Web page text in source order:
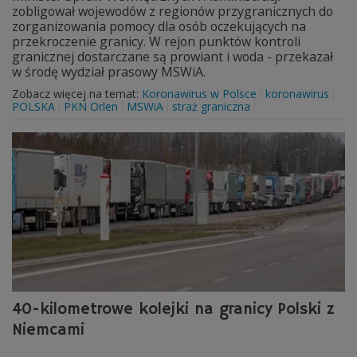
zobligował wojewodów z regionów przygranicznych do
zorganizowania pomocy dla osób oczekujących na
przekroczenie granicy. W rejon punktów kontroli
granicznej dostarczane są prowiant i woda - przekazał
w środę wydział prasowy MSWiA.
Zobacz więcej na temat: Koronawirus w Polsce
koronawirus
POLSKA
PKN Orlen MSWiA straż graniczna
40-kilometrowe kolejki na granicy Polski z
Niemcami